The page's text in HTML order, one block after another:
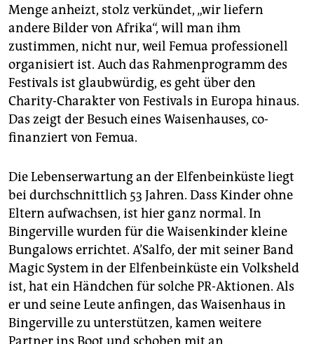
Menge anheizt, stolz verkündet, „wir liefern
andere Bilder von Afrika“, will man ihm
zustimmen, nicht nur, weil Femua professionell
organisiert ist. Auch das Rahmenprogramm des
Festivals ist glaubwürdig, es geht über den
Charity-Charakter von Festivals in Europa hinaus.
Das zeigt der Besuch eines Waisenhauses, co-
finanziert von Femua.
Die Lebenserwartung an der Elfenbeinküste liegt
bei durchschnittlich 53 Jahren. Dass Kinder ohne
Eltern aufwachsen, ist hier ganz normal. In
Bingerville wurden für die Waisenkinder kleine
Bungalows errichtet. A’Salfo, der mit seiner Band
Magic System in der Elfenbeinküste ein Volksheld
ist, hat ein Händchen für solche PR-Aktionen. Als
er und seine Leute anfingen, das Waisenhaus in
Bingerville zu unterstützen, kamen weitere